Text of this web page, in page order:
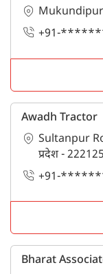
Mukundipur,
+91-
Awadh Tractor
Sultanpur
प्रदेश - 222125
+91-
Bharat